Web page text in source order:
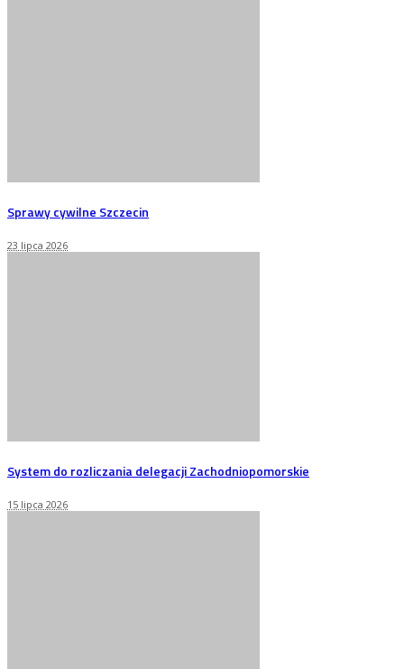
Sprawy cywilne Szczecin
23 lipca 2026
System do rozliczania delegacji Zachodniopomorskie
15 lipca 2026